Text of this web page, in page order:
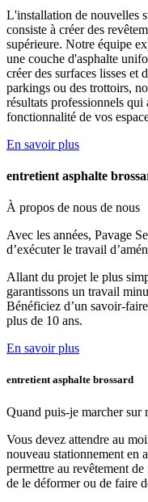
L'installation de nouvelles
consiste à créer des
supérieure. Notre équipe
une couche d'asphalte
créer des surfaces lisses et
parkings ou des trottoirs,
résultats professionnels
fonctionnalité de vos
En savoir plus
entretient asphalte
À propos de nous de nous
Avec les années, Pavage
d’exécuter le travail
Allant du projet le plus
garantissons un travail
Bénéficiez d’un savoir-
plus de 10 ans.
En savoir plus
entretient asphalte brossard
Quand puis-je marchersur
Vous devez attendre au
nouveau stationnement en
permettre au revêtement
de le déformer ou de faire